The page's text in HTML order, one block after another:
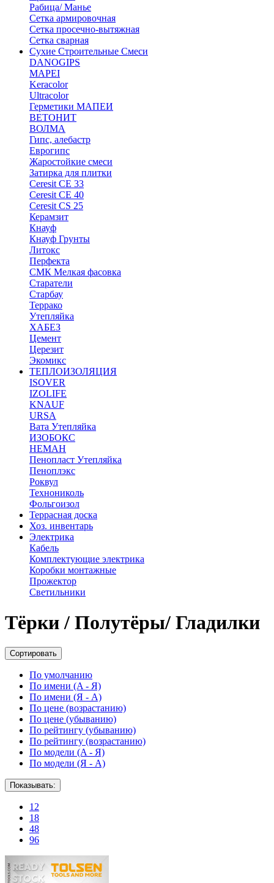
Рабица/ Манье
Сетка армировочная
Сетка просечно-вытяжная
Сетка сварная
Сухие Строительные Смеси
DANOGIPS
MAPEI
Keracolor
Ultracolor
Герметики МАПЕИ
ВЕТОНИТ
ВОЛМА
Гипс, алебастр
Еврогипс
Жаростойкие смеси
Затирка для плитки
Ceresit CE 33
Ceresit CE 40
Ceresit CS 25
Керамзит
Кнауф
Кнауф Грунты
Литокс
Перфекта
СМК Мелкая фасовка
Старатели
Старбау
Террако
Утепляйка
ХАБЕЗ
Цемент
Церезит
Экомикс
ТЕПЛОИЗОЛЯЦИЯ
ISOVER
IZOLIFE
KNAUF
URSA
Вата Утепляйка
ИЗОБОКС
НЕМАН
Пенопласт Утепляйка
Пеноплэкс
Роквул
Технониколь
Фольгоизол
Террасная доска
Хоз. инвентарь
Электрика
Кабель
Комплектующие электрика
Коробки монтажные
Прожектор
Светильники
Тёрки / Полутёры/ Гладилки
Сортировать
По умолчанию
По имени (A - Я)
По имени (Я - A)
По цене (возрастанию)
По цене (убыванию)
По рейтингу (убыванию)
По рейтингу (возрастанию)
По модели (A - Я)
По модели (Я - A)
Показывать:
12
18
48
96